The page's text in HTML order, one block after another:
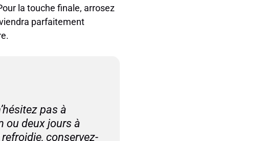
la touche finale, arrosez
parfaitement
pas à
ou deux jours à
conservez-